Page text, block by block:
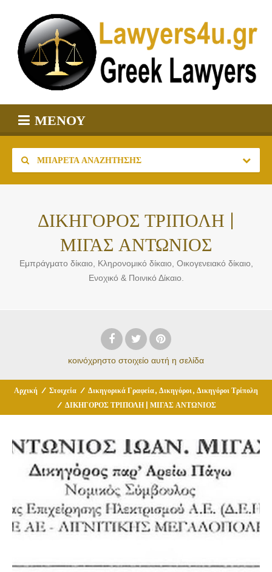
ΜΕΝΟΎ
ΜΠΑΡΈΤΑ ΑΝΑΖΉΤΗΣΗΣ
ΔΙΚΗΓΟΡΟΣ ΤΡΙΠΟΛΗ |
ΜΙΓΑΣ ΑΝΤΩΝΙΟΣ
Εμπράγματο δίκαιο, Κληρονομικό δίκαιο, Οικογενειακό δίκαιο,
Ενοχικό & Ποινικό Δίκαιο.
κοινόχρηστο στοιχείο αυτή η σελίδα
Αρχική / Στοιχεία / Δικηγορικά Γραφεία, Δικηγόροι , Δικηγόροι Τρίπολη
/ ΔΙΚΗΓΟΡΟΣ ΤΡΙΠΟΛΗ | ΜΙΓΑΣ ΑΝΤΩΝΙΟΣ